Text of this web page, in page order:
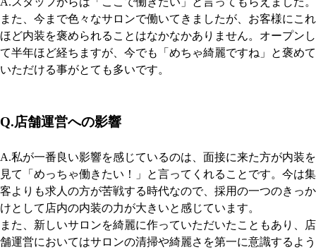
また、今まで色々なサロンで働いてきましたが、お客様にこれ
ほど内装を褒められることはなかなかありません。オープンし
て半年ほど経ちますが、今でも「めちゃ綺麗ですね」と褒めて
いただける事がとても多いです。
Q.店舗運営への影響
A.私が一番良い影響を感じているのは、面接に来た方が内装を
見て「めっちゃ働きたい！」と言ってくれることです。今は集
客よりも求人の方が苦戦する時代なので、採用の一つのきっか
けとして店内の内装の力が大きいと感じています。
また、新しいサロンを綺麗に作っていただいたこともあり、店
舗運営においてはサロンの清掃や綺麗さを第一に意識するよう